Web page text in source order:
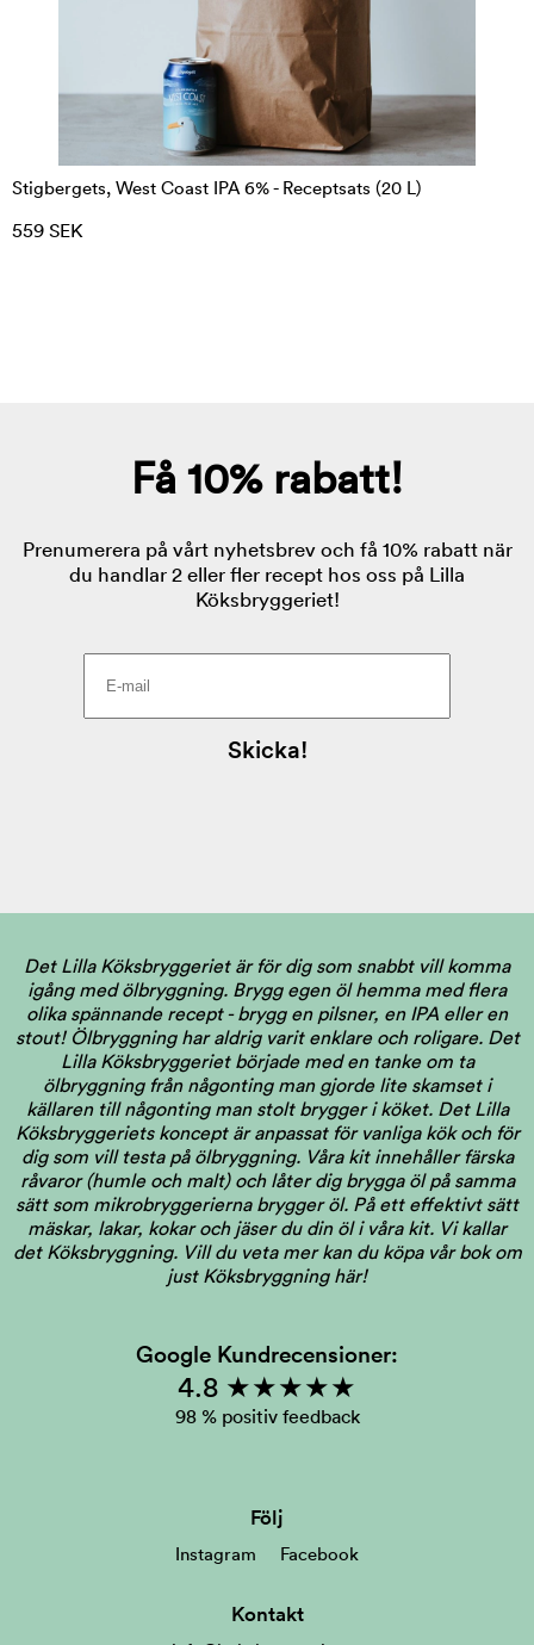
Stigbergets, West Coast IPA 6% - Receptsats (20 L)
559 SEK
Det Lilla Köksbryggeriet är för dig som snabbt vill komma
igång med ölbryggning. Brygg egen öl hemma med flera
olika spännande recept - brygg en pilsner, en IPA eller en
stout! Ölbryggning har aldrig varit enklare och roligare. Det
Lilla Köksbryggeriet började med en tanke om ta
ölbryggning från någonting man gjorde lite skamset i
källaren till någonting man stolt brygger i köket. Det Lilla
Köksbryggeriets koncept är anpassat för vanliga kök och för
dig som vill testa på ölbryggning. Våra kit innehåller färska
råvaror (humle och malt) och låter dig brygga öl på samma
sätt som mikrobryggerierna brygger öl. På ett effektivt sätt
mäskar, lakar, kokar och jäser du din öl i våra kit. Vi kallar
det Köksbryggning. Vill du veta mer kan du köpa vår bok om
just Köksbryggning här!
Google Kundrecensioner:
4.8 ★★★★★
98 % positiv feedback
Kontakt
Följ
Instagram Facebook